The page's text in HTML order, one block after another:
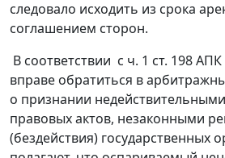
следовало исходить из срока
соглашением сторон.
В соответствии с ч. 1 ст. 198АПК
вправе обратиться в
о признании
правовых актов, незаконными
(бездействия) государственных